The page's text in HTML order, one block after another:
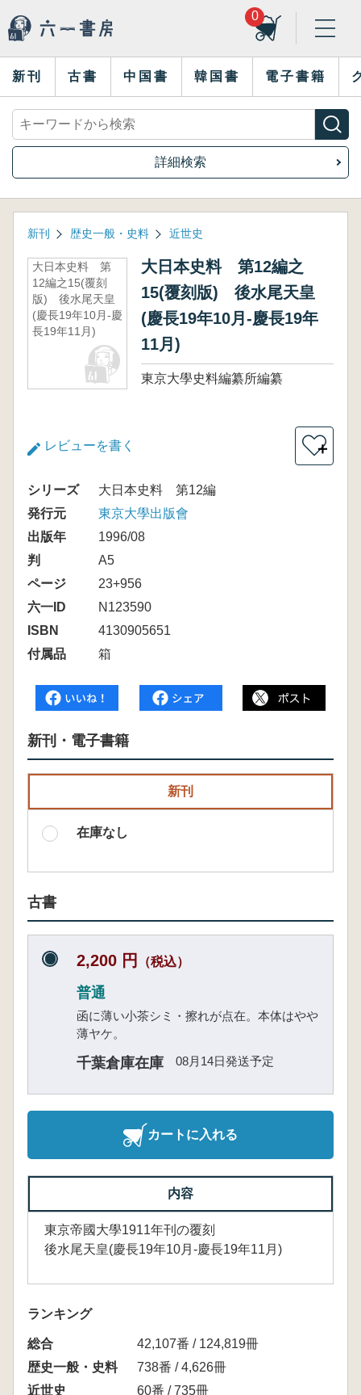
0
新刊 古書 中国書 韓国書 電子書籍
詳細検索
新刊 歴史一般・史料 近世史
大日本史料 第
12編之15(覆刻
版) 後水尾天皇
(慶長19年10月-慶
長19年11月)
大日本史料 第12編之
15(覆刻版) 後水尾天皇
(慶長19年10月-慶長19年
11月)
東京大學史料編纂所編纂
レビューを書く ＋
シリーズ
大日本史料 第12編
発行元
東京大學出版會
出版年
1996/08
判
A5
ページ
23+956
六一ID
N123590
ISBN
4130905651
付属品
箱
新刊・電子書籍
新刊
在庫なし
古書
2,200 円 （税込）
普通
函に薄い小茶シミ・擦れが点在。本体はやや
薄ヤケ。
千葉倉庫在庫 08月14日発送予定
カートに入れる
内容
東京帝國大學1911年刊の覆刻
後水尾天皇(慶長19年10月-慶長19年11月)
ランキング
総合
42,107番 / 124,819冊
歴史一般・史料
738番 / 4,626冊
近世史
60番 / 735冊